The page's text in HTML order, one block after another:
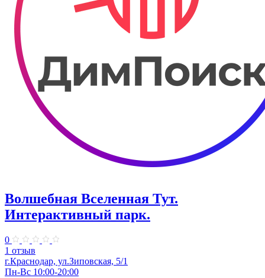
Волшебная Вселенная Тут.
Интерактивный парк.
0
1 отзыв
г.Краснодар, ул.Зиповская, 5/1
Пн-Вс 10:00-20:00